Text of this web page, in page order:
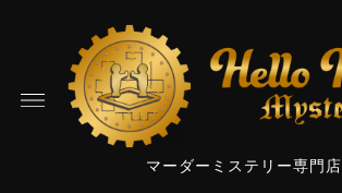
マーダーミステリー専門店